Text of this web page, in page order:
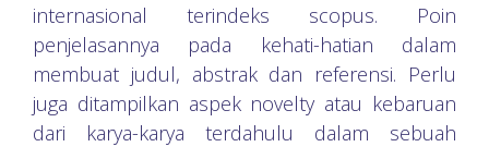
internasional terindeks scopus. Poin
penjelasannya pada kehati-hatian dalam
membuat judul, abstrak dan referensi. Perlu
juga ditampilkan aspek novelty atau kebaruan
dari karya-karya terdahulu dalam sebuah